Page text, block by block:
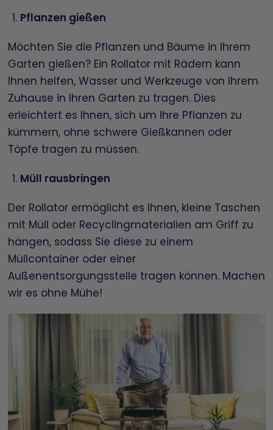
Pflanzen gießen
Möchten Sie die Pflanzen und Bäume in Ihrem
Garten gießen? Ein Rollator mit Rädern kann
Ihnen helfen, Wasser und Werkzeuge von Ihrem
Zuhause in Ihren Garten zu tragen. Dies
erleichtert es Ihnen, sich um Ihre Pflanzen zu
kümmern, ohne schwere Gießkannen oder
Töpfe tragen zu müssen.
Müll rausbringen
Der Rollator ermöglicht es Ihnen, kleine Taschen
mit Müll oder Recyclingmaterialien am Griff zu
hängen, sodass Sie diese zu einem
Müllcontainer oder einer
Außenentsorgungsstelle tragen können. Machen
wir es ohne Mühe!